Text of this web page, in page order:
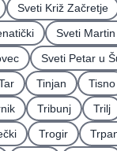
Sveti Križ Začretje
Sveti
Sveti Petar u
Tinjan Tisno
Tribunj Trilj
Trogir